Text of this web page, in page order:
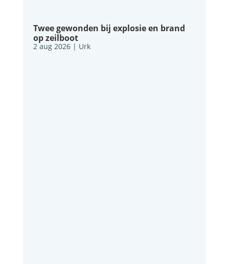
Twee gewonden bij explosie en brand
op zeilboot
2 aug 2026| Urk